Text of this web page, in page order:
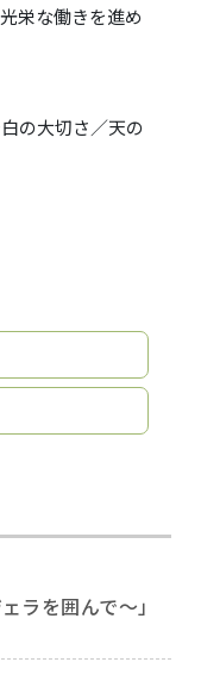
栄な働きを進め
の大切さ／天の
ラを囲んで〜」